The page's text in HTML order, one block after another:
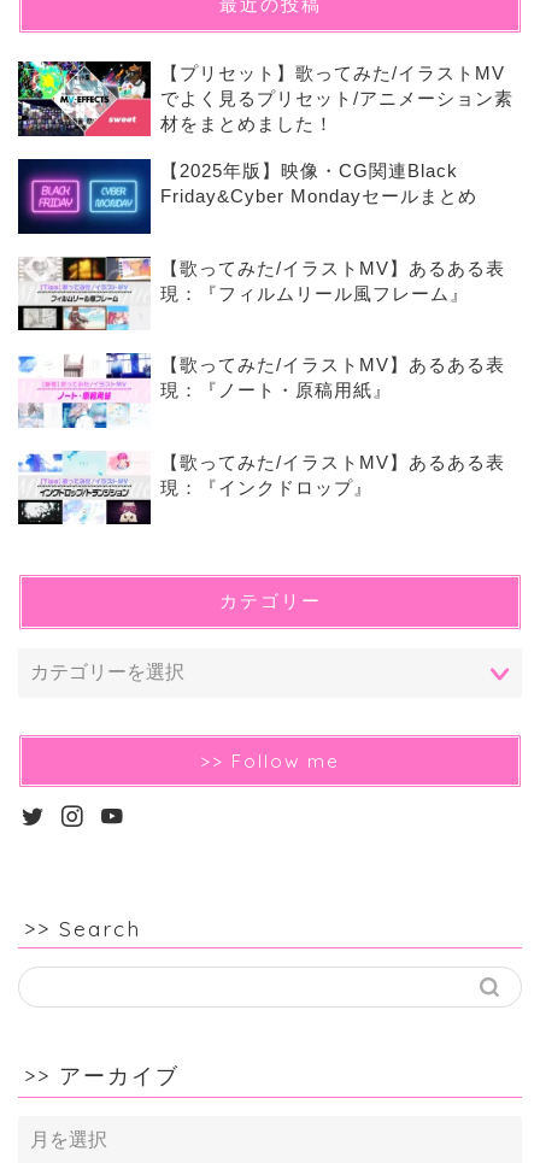
最近の投稿
【プリセット】歌ってみた/イラストMV
でよく見るプリセット/アニメーション素
材をまとめました！
【2025年版】映像・CG関連Black
Friday&Cyber Mondayセールまとめ
【歌ってみた/イラストMV】あるある表
現：『フィルムリール風フレーム』
【歌ってみた/イラストMV】あるある表
現：『ノート・原稿用紙』
【歌ってみた/イラストMV】あるある表
現：『インクドロップ』
カテゴリー
>> Follow me
>> Search
>> アーカイブ
ア